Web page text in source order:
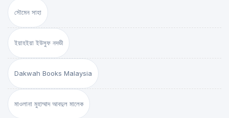
সৌমেন সাহা
ইয়াহইয়া ইউসুফ নদভী
Dakwah Books Malaysia
মাওলানা মুহাম্মাদ আবদুল মালেক